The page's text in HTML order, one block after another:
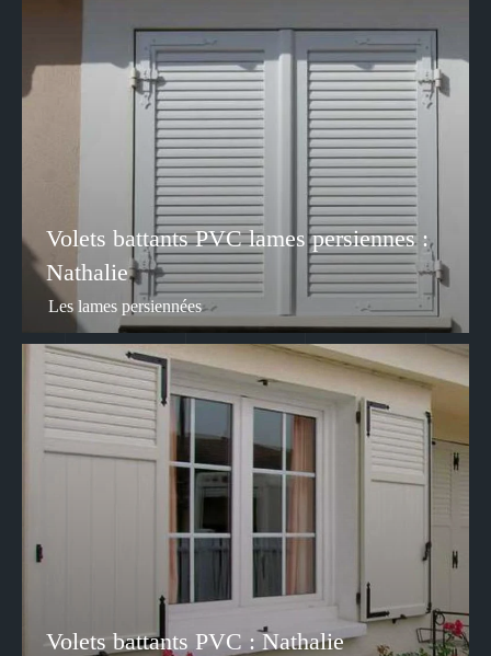
Volets battants PVC lames persiennes :
Nathalie
Les lames persiennées
Volets battants PVC : Nathalie